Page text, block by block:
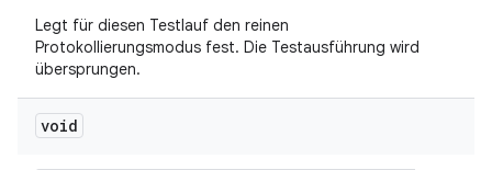
Legt für diesen Testlauf den reinen
Protokollierungsmodus fest. Die Testausführung wird
übersprungen.
void